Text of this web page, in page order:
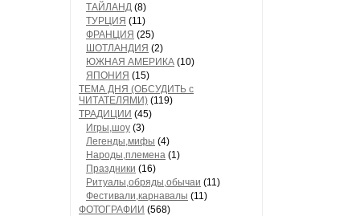
ТАЙЛАНД (8)
ТУРЦИЯ (11)
ФРАНЦИЯ (25)
ШОТЛАНДИЯ (2)
ЮЖНАЯ АМЕРИКА (10)
ЯПОНИЯ (15)
ТЕМА ДНЯ (ОБСУДИТЬ с
ЧИТАТЕЛЯМИ) (119)
ТРАДИЦИИ (45)
Игры,шоу (3)
Легенды,мифы (4)
Народы,племена (1)
Праздники (16)
Ритуалы,обряды,обычаи (11)
Фестивали,карнавалы (11)
ФОТОГРАФИИ (568)